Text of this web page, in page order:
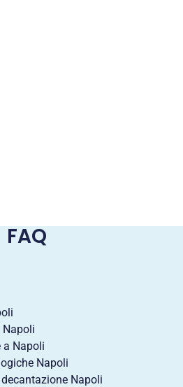
FAQ
Napoli
a Napoli
Napoli
Napoli